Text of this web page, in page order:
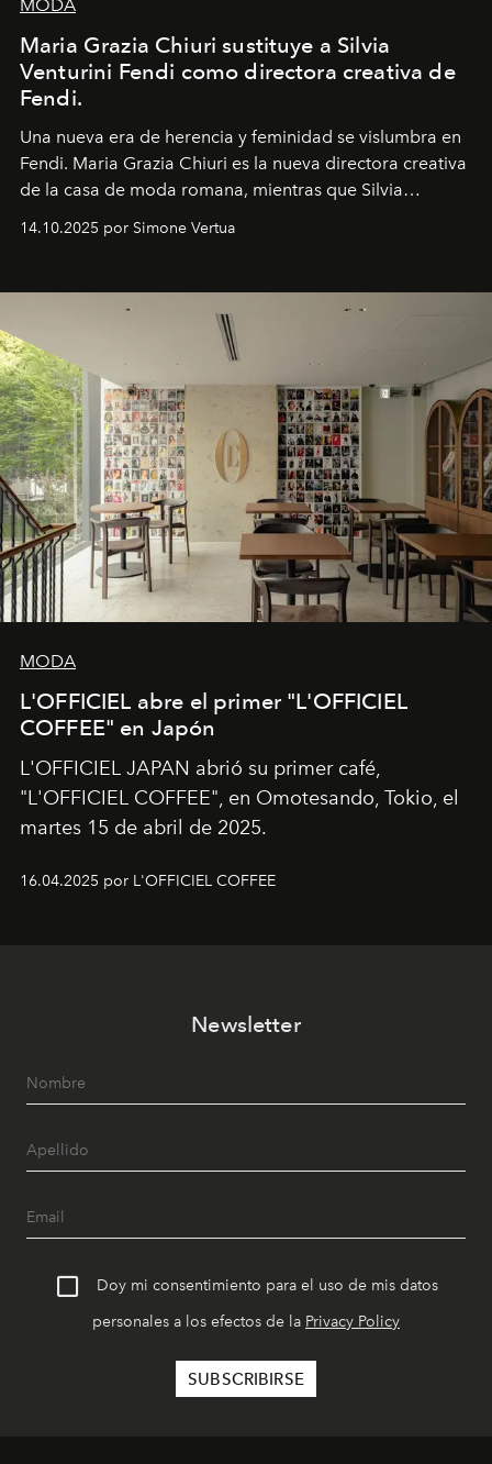
MODA
Maria Grazia Chiuri sustituye a Silvia
Venturini Fendi como directora creativa de
Fendi.
Una nueva era de herencia y feminidad se vislumbra en
Fendi. Maria Grazia Chiuri es la nueva directora creativa
de la casa de moda romana, mientras que Silvia
14.10.2025 por Simone Vertua
MODA
L'OFFICIEL abre el primer "L'OFFICIEL
COFFEE" en Japón
L'OFFICIEL JAPAN abrió su primer café,
"L'OFFICIEL COFFEE", en Omotesando, Tokio, el
martes 15 de abril de 2025.
16.04.2025 por L'OFFICIEL COFFEE
Newsletter
Doy mi consentimiento para el uso de mis datos
personales a los efectos de la Privacy Policy